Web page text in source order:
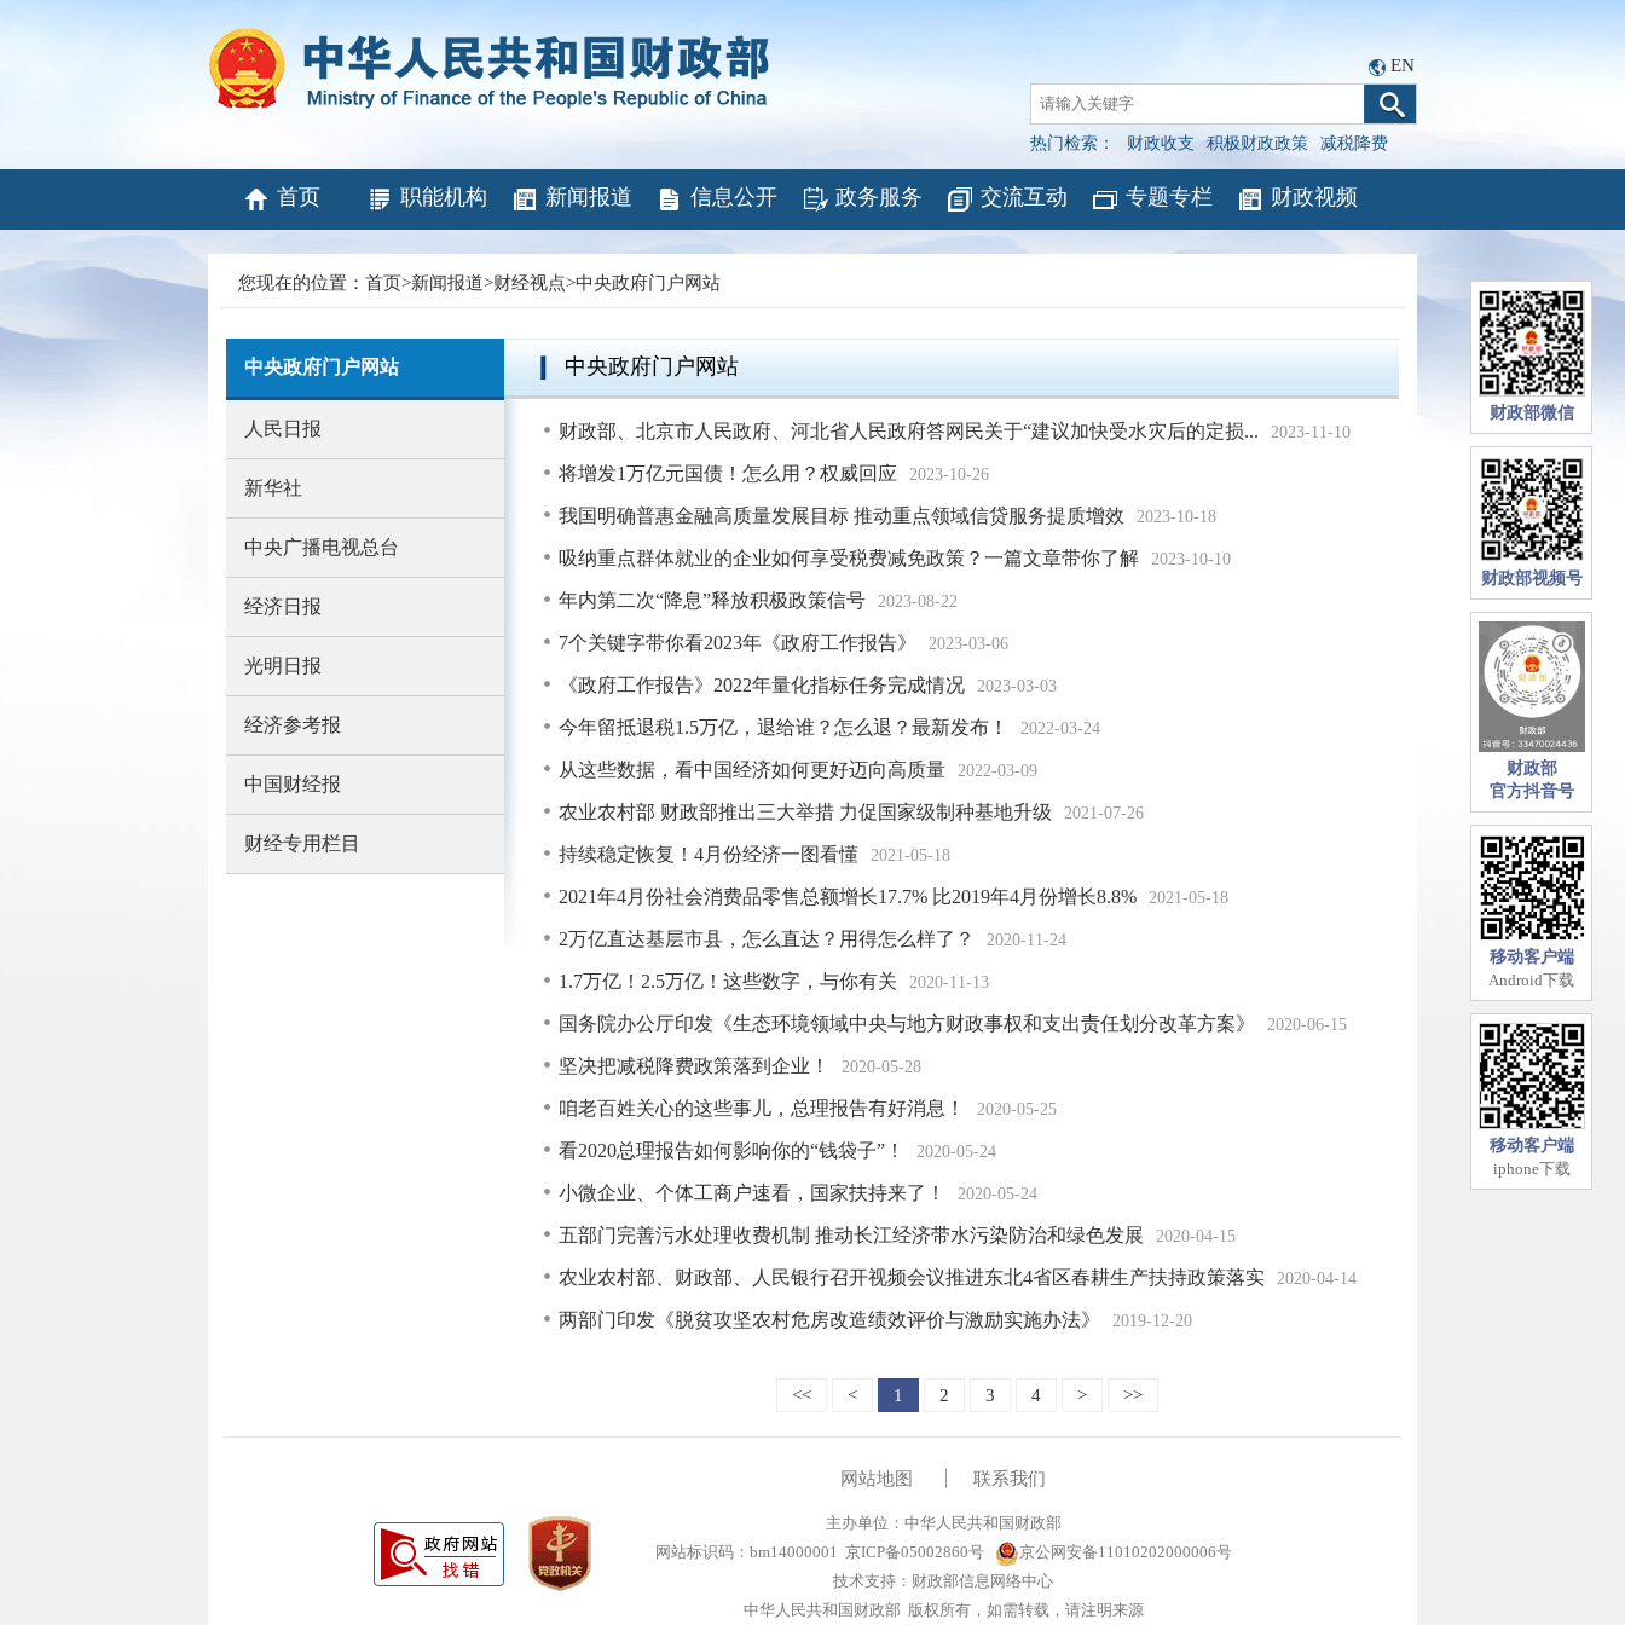
EN
热门检索： 财政收支 积极财政政策 减税降费
首页 职能机构 新闻报道 信息公开 政务服务 交流互动 专题专栏 财政视频
您现在的位置： 首页>新闻报道>财经视点>中央政府门户网站
中央政府门户网站
人民日报
新华社
中央广播电视总台
经济日报
光明日报
经济参考报
中国财经报
财经专用栏目
中央政府门户网站
财政部、北京市人民政府、河北省人民政府答网民关于“建议加快受水灾后的定损... 2023-11-10
将增发1万亿元国债！怎么用？权威回应 2023-10-26
我国明确普惠金融高质量发展目标 推动重点领域信贷服务提质增效 2023-10-18
吸纳重点群体就业的企业如何享受税费减免政策？一篇文章带你了解 2023-10-10
年内第二次“降息”释放积极政策信号 2023-08-22
7个关键字带你看2023年《政府工作报告》 2023-03-06
《政府工作报告》2022年量化指标任务完成情况 2023-03-03
今年留抵退税1.5万亿，退给谁？怎么退？最新发布！ 2022-03-24
从这些数据，看中国经济如何更好迈向高质量 2022-03-09
农业农村部 财政部推出三大举措 力促国家级制种基地升级 2021-07-26
持续稳定恢复！4月份经济一图看懂 2021-05-18
2021年4月份社会消费品零售总额增长17.7% 比2019年4月份增长8.8% 2021-05-18
2万亿直达基层市县，怎么直达？用得怎么样了？ 2020-11-24
1.7万亿！2.5万亿！这些数字，与你有关 2020-11-13
国务院办公厅印发《生态环境领域中央与地方财政事权和支出责任划分改革方案》 2020-06-15
坚决把减税降费政策落到企业！ 2020-05-28
咱老百姓关心的这些事儿，总理报告有好消息！ 2020-05-25
看2020总理报告如何影响你的“钱袋子”！ 2020-05-24
小微企业、个体工商户速看，国家扶持来了！ 2020-05-24
五部门完善污水处理收费机制 推动长江经济带水污染防治和绿色发展 2020-04-15
农业农村部、财政部、人民银行召开视频会议推进东北4省区春耕生产扶持政策落实 2020-04-14
两部门印发《脱贫攻坚农村危房改造绩效评价与激励实施办法》 2019-12-20
<< < 1 2 3 4 > >>
网站地图 联系我们
主办单位：中华人民共和国财政部
网站标识码：bm14000001 京ICP备05002860号
京公网安备11010202000006号
技术支持：财政部信息网络中心
中华人民共和国财政部 版权所有，如需转载，请注明来源
财政部微信
财政部视频号
财政部
官方抖音号
移动客户端
Android下载
移动客户端
iphone下载